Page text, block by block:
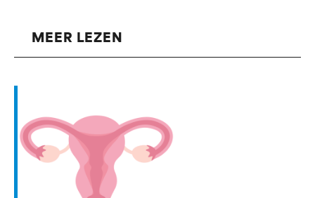
MEER LEZEN